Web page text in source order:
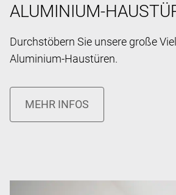
ALUMINIUM-
Durchstöbern Sie unsere große
Aluminium-Haustüren.